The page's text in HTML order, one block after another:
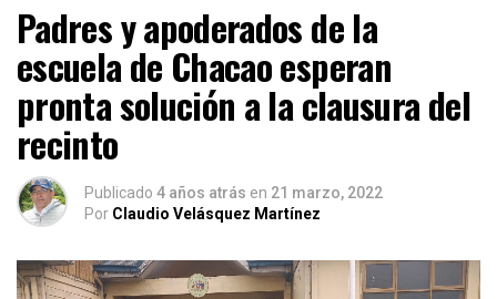
Padres y apoderados de la
escuela de Chacao esperan
pronta solución a la clausura del
recinto
Publicado 4 años atrás en 21 marzo, 2022
Por Claudio Velásquez Martínez